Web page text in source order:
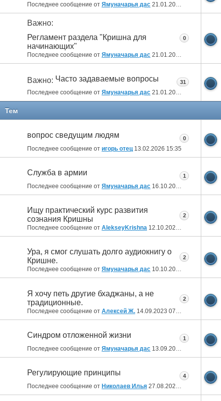
Последнее сообщение от Ямуначарья дас 21.01.2011
Важно:
Регламент раздела "Кришна для
начинающих"
Последнее сообщение от Ямуначарья дас 21.01.2011
0
Важно: Часто задаваемые вопросы
Последнее сообщение от Ямуначарья дас 21.01.2011
31
Тем
вопрос сведущим людям
Последнее сообщение от игорь отец13.02.2026 15:35
0
Служба в армии
Последнее сообщение от Ямуначарья дас 16.10.2023
1
Ищу практический курс развития
сознания Кришны
Последнее сообщение от AlekseyKrishna 12.10.2023 10:46
2
Ура, я смог слушать долго аудиокнигу о
Кришне.
Последнее сообщение от Ямуначарья дас 10.10.2023
2
Я хочу петь другие бхаджаны, а не
традиционные.
Последнее сообщение от Алексей Ж. 14.09.2023 07:39
2
Синдром отложенной жизни
Последнее сообщение от Ямуначарья дас 13.09.2023
1
Регулирующие принципы
Последнее сообщение от Николаев Илья 27.08.2023
4